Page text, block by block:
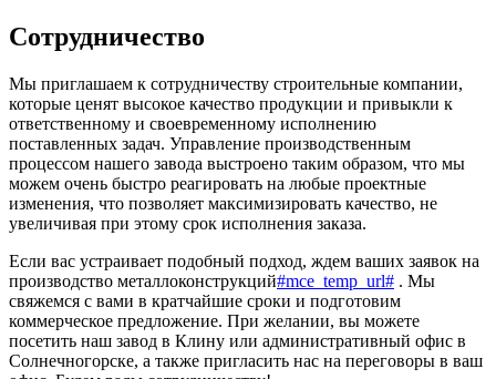
Сотрудничество
Мы приглашаем к сотрудничеству строительные компании,
которые ценят высокое качество продукции и привыкли к
ответственному и своевременному исполнению
поставленных задач. Управление производственным
процессом нашего завода выстроено таким образом, что мы
можем очень быстро реагировать на любые проектные
изменения, что позволяет максимизировать качество, не
увеличивая при этому срок исполнения заказа.
Если вас устраивает подобный подход, ждем ваших заявок на
производство металлоконструкций#mce_temp_url# . Мы
свяжемся с вами в кратчайшие сроки и подготовим
коммерческое предложение. При желании, вы можете
посетить наш завод в Клину или административный офис в
Солнечногорске, а также пригласить нас на переговоры в ваш